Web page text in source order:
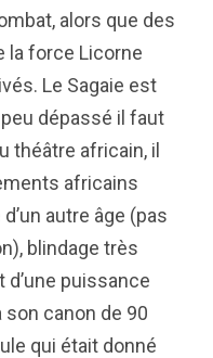
alors que des
la force Licorne
Le Sagaie est
dépassé il faut
théâtre africain, il
africains
autre âge (pas
blindage très
d’une puissance
canon de 90
qui était donné